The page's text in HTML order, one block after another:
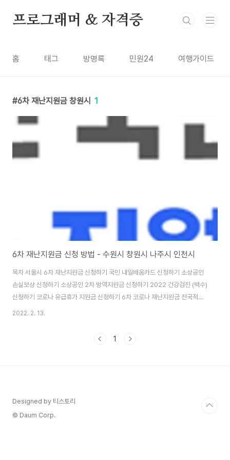
프로그래머 & 자격증
홈 태그 방명록 민원24 여행가이드
6차 재난지원금 창원시 1
6차 재난지원금 신청 방법 - 수원시 창원시 나주시 인천시
목차 서울시 6차 재난지원금 신청하기 국민 내일배움카드 신청하기 소상공인
손실보상 신청하기 소상공인 2차 방역지원금 신청하기 2022 건강검진 (백수)
신청하기 코로나 유급휴가 지원금 신청하기 6차 코로나 재난지원금 전국적으
로 6차 재난지원금과 방역지원금을 지원해주는 지방자치단체가 늘어나고 있
6차 재난지원금을 지급하는지 지급시기, 대상, 금액에 대해 알려드리겠습니다.
2022. 2. 13.
1
Designed by 티스토리
© Daum Corp.